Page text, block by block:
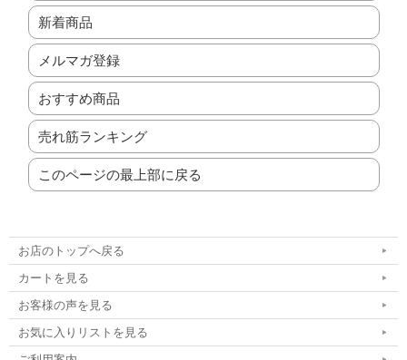
新着商品
メルマガ登録
おすすめ商品
売れ筋ランキング
このページの最上部に戻る
お店のトップへ戻る
カートを見る
お客様の声を見る
お気に入りリストを見る